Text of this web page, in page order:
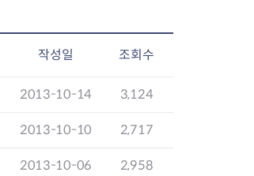
고향사랑기부제
답례물품
도시정비소식
공동주택현황
정비사업구역현황
재건축
작성일 조회수
2013-10-14 3,124
2013-10-10 2,717
2013-10-06 2,958